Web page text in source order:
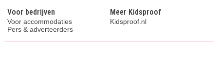
Voor bedrijven
Voor accommodaties
Pers & adverteerders
Meer Kidsproof
Kidsproof.nl